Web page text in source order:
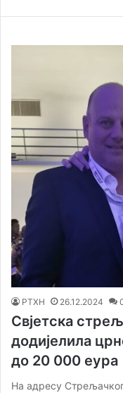
РТХН 26.12.2024
Свјетска
додијелила
до 20 000 еура
На адресу